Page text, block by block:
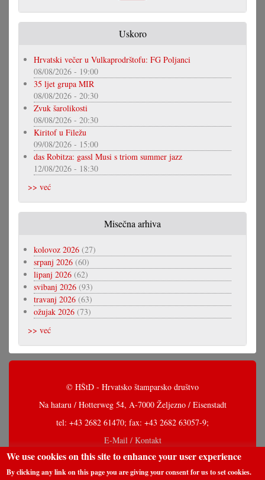
Uskoro
Hrvatski večer u Vulkaprodrštofu: FG Poljanci
08/08/2026 - 19:00
35 ljet grupa MIR
08/08/2026 - 20:30
Zvuk šarolikosti
08/08/2026 - 20:30
Kiritof u Filežu
09/08/2026 - 15:00
das Robitza: gassl Musi s triom summer jazz
12/08/2026 - 18:30
>> već
Misečna arhiva
kolovoz 2026 (27)
srpanj 2026 (60)
lipanj 2026 (62)
svibanj 2026 (93)
travanj 2026 (63)
ožujak 2026 (73)
>> već
© HŠtD - Hrvatsko štamparsko društvo
Na hataru / Hotterweg 54, A-7000 Željezno / Eisenstadt
tel: +43 2682 61470; fax: +43 2682 63057-9;
E-Mail / Kontakt
We use cookies on this site to enhance your user experience
By clicking any link on this page you are giving your consent for us to set cookies.